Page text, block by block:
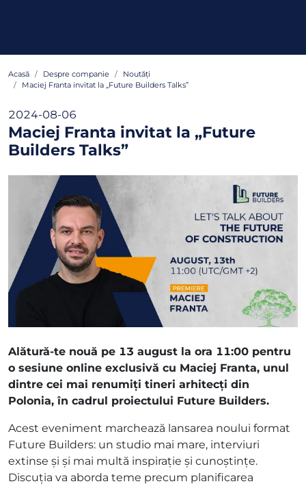
Acasă Despre companie
Noutăți
Maciej Franta invitat la „Future Builders Talks”
2024-08-06
Maciej Franta invitat la „Future
Builders Talks”
Alătură-te nouă pe 13 august la ora 11:00 pentru
o sesiune online exclusivă cu Maciej Franta, unul
dintre cei mai renumiți tineri arhitecți din
Polonia, în cadrul proiectului Future Builders.
Acest eveniment marchează lansarea noului format
Future Builders: un studio mai mare, interviuri
extinse și și mai multă inspirație și cunoștințe.
Discuția va aborda teme precum planificarea